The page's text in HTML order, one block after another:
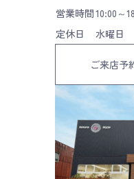
営業時間10:00～
定休日
水曜日
ご来店予